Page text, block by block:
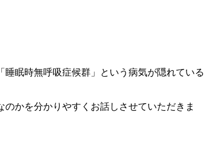
眠時無呼吸症候群」という病気が隠れている
かを分かりやすくお話しさせていただきま